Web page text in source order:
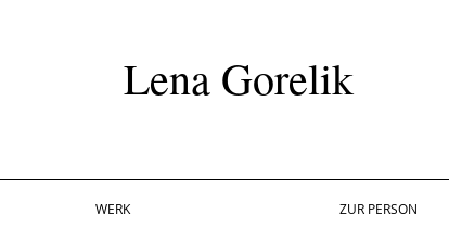
Lena Gorelik
WERK ZUR PERSON